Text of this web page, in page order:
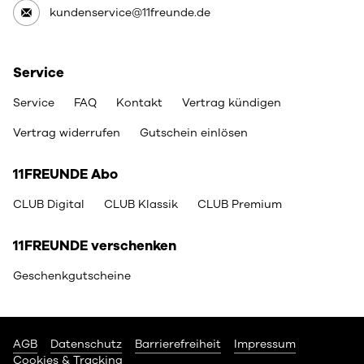
kundenservice@11freunde.de
Service
Service FAQ Kontakt Vertrag kündigen
Vertrag widerrufen Gutschein einlösen
11FREUNDE Abo
CLUB Digital CLUB Klassik CLUB Premium
11FREUNDE verschenken
Geschenkgutscheine
AGB Datenschutz Barrierefreiheit
Impressum
Cookies & Tracking